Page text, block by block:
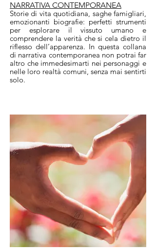
NARRATIVA CONTEMPORANEA
Storie di vita quotidiana, saghe famigliari,
emozionanti biografie: perfetti strumenti
per esplorare il vissuto umano e
comprendere la verità che si cela dietro il
riflesso dell’apparenza. In questa collana
di narrativa contemporanea non potrai far
altro che immedesimarti nei personaggi e
nelle loro realtà comuni, senza mai sentirti
solo.